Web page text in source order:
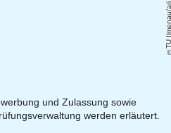
und Zulassung sowie
werden erläutert.
TU